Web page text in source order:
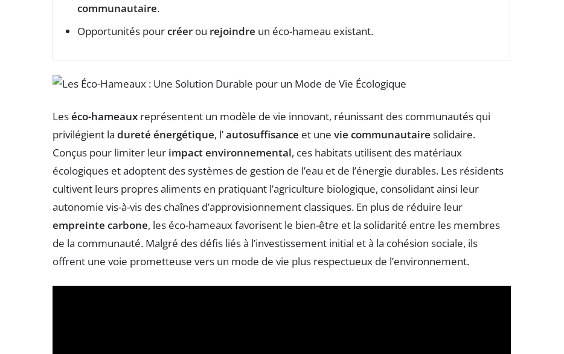
communautaire.
Opportunités pourcréer ou rejoindre un éco-hameau existant.
Leséco-hameaux représentent un modèle de vie innovant, réunissant des communautés qui
privilégient la dureté énergétique, l’autosuffisance et une vie communautaire solidaire.
Conçus pour limiter leur impact environnemental, ces habitats utilisent des matériaux
écologiques et adoptent des systèmes de gestion de l’eau et de l’énergie durables. Les résidents
cultivent leurs propres aliments en pratiquant l’agriculture biologique, consolidant ainsi leur
autonomie vis-à-vis des chaînes d’approvisionnement classiques. En plus de réduire leur
empreinte carbone, les éco-hameaux favorisent le bien-être et la solidarité entre les membres
de la communauté. Malgré des défis liés à l’investissement initial et à la cohésion sociale, ils
offrent une voie prometteuse vers un mode de vie plus respectueux de l’environnement.